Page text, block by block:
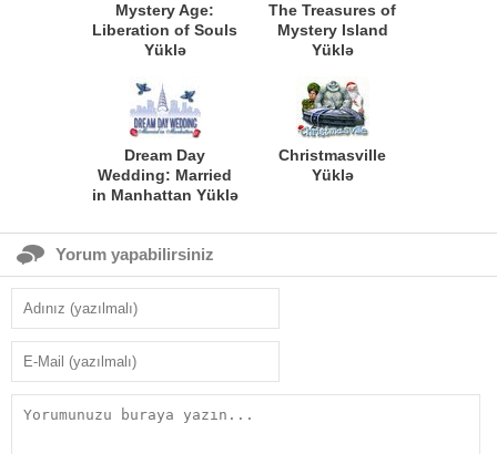
Mystery Age:
Liberation of Souls
Yüklə
The Treasures of
Mystery Island
Yüklə
Dream Day
Wedding: Married
in Manhattan Yüklə
Christmasville
Yüklə
Yorum yapabilirsiniz